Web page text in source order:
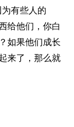
有些人的
给他们，你白
如果他们成长
来了，那么就